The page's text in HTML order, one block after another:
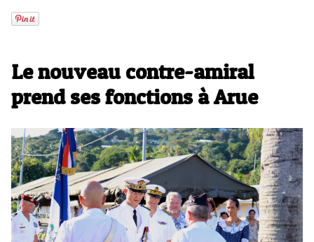
Le nouveau contre-amiral
prend ses fonctions à Arue